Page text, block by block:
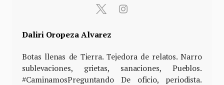
Daliri Oropeza Alvarez
Botas llenas de Tierra. Tejedora de relatos. Narro
sublevaciones, grietas, sanaciones, Pueblos.
#CaminamosPreguntando De oficio, periodista.